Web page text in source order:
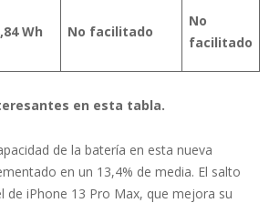
Wh No facilitado
No
facilitado
en esta tabla.
de la batería en esta nueva
en un 13,4% de media. El salto
de iPhone 13 Pro Max, que mejora su